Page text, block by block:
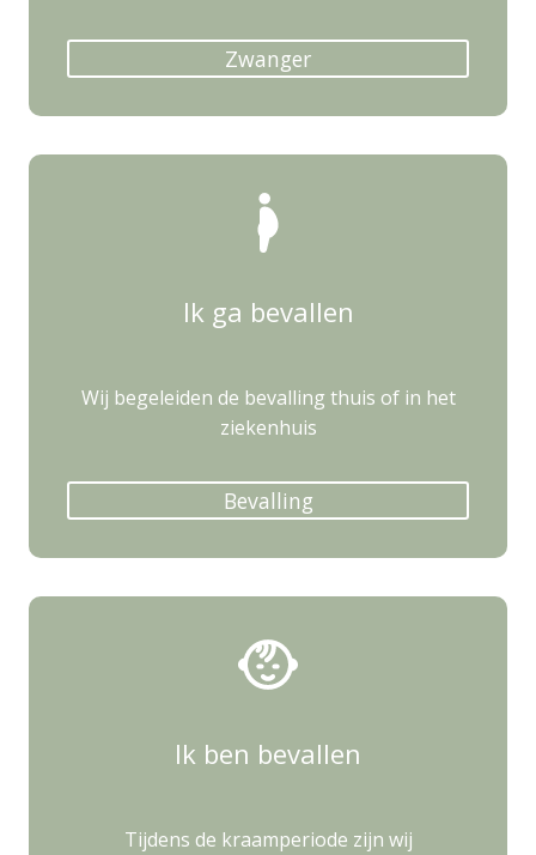
Zwanger
Ik ga bevallen
Wij begeleiden de bevalling thuis of in het
ziekenhuis
Bevalling
Ik ben bevallen
Tijdens de kraamperiode zijn wij